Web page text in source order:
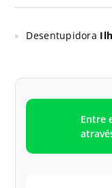
Desentupidora
Entre